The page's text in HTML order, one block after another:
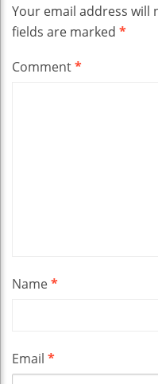
Your email address will
fields are marked *
Comment*
Name*
Email *